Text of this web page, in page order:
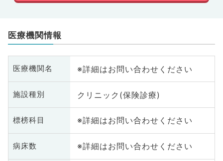
医療機関情報
医療機関名 ※詳細はお問い合わせください
施設種別 クリニック(保険診療)
標榜科目 ※詳細はお問い合わせください
病床数 ※詳細はお問い合わせください